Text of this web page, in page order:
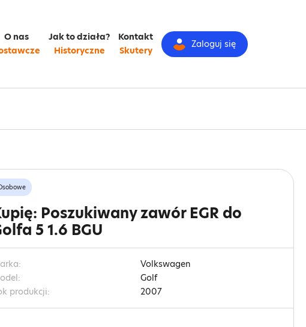
O nas
Jak to działa?
Historyczne
Kontakt
Skutery
Zaloguj się
Poszukiwany zawór EGR do
5 1.6 BGU
Volkswagen
Golf
produkcji:
2007